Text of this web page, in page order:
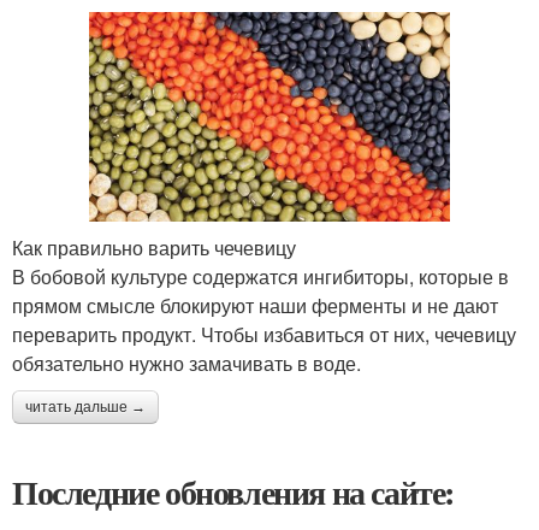
Как правильно варить чечевицу
В бобовой культуре содержатся ингибиторы, которые в
прямом смысле блокируют наши ферменты и не дают
переварить продукт. Чтобы избавиться от них, чечевицу
обязательно нужно замачивать в воде.
читать дальше →
Последние обновления на сайте: